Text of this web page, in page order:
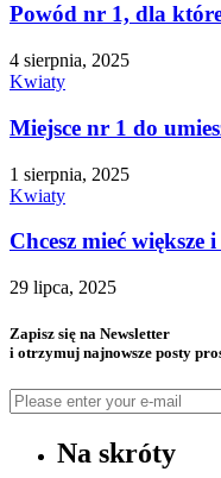
Powód nr 1, dla
4 sierpnia, 2025
Kwiaty
Miejsce nr 1 do
1 sierpnia, 2025
Kwiaty
Chcesz mieć
29 lipca, 2025
Zapisz się na Newsletter
i otrzymuj najnowsze posty
Na skróty